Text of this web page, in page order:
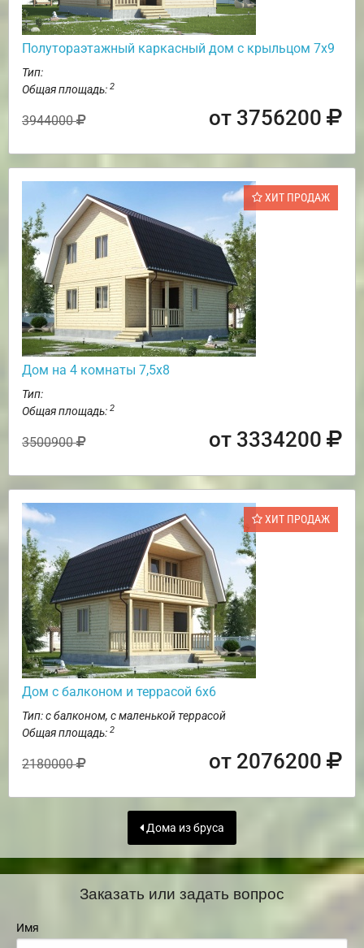
Полутораэтажный каркасный дом с крыльцом 7х9
Тип:
Общая площадь: 2
3944000 от 3756200
ХИТ ПРОДАЖ
Дом на 4 комнаты 7,5х8
Тип:
Общая площадь: 2
3500900 от 3334200
ХИТ ПРОДАЖ
Дом с балконом и террасой 6х6
Тип: с балконом, с маленькой террасой
Общая площадь: 2
2180000 от 2076200
Дома из бруса
Заказать или задать вопрос
Имя